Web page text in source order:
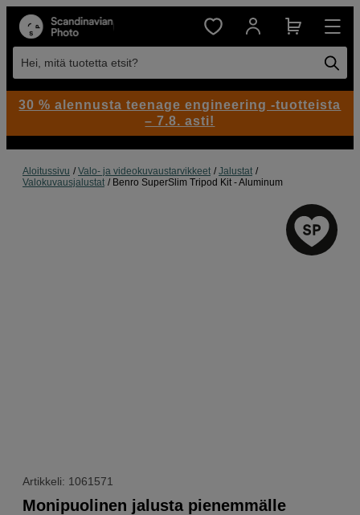
Hei, mitä tuotetta etsit?
Aloitussivu Valo- ja videokuvaustarvikkeet
Jalustat
Valokuvausjalustat
Benro SuperSlim Tripod Kit - Aluminum
Artikkeli: 1061571
Monipuolinen jalusta pienemmälle
30 % alennusta teenage engineering -tuotteista
– 7.8. asti!